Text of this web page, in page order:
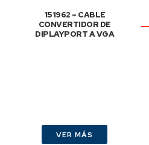
151962 – CABLE
CONVERTIDOR DE
DIPLAYPORT A VGA
VER MÁS